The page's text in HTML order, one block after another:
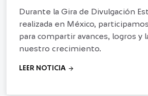
región
Durante la Gira de Divulgación
realizada en México,
para compartir avances, logros y
nuestro crecimiento.
LEER NOTICIA arrow_forward